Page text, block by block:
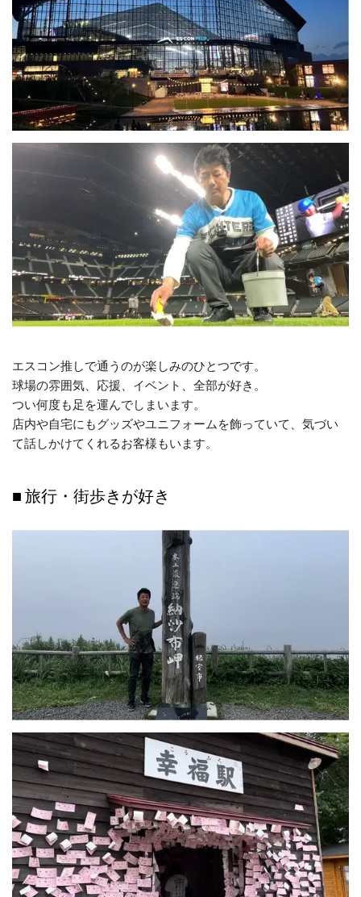
エスコン推しで通うのが楽しみのひとつです。
球場の雰囲気、応援、イベント、全部が好き。
つい何度も足を運んでしまいます。
店内や自宅にもグッズやユニフォームを飾っていて、気づい
て話しかけてくれるお客様もいます。
■ 旅行・街歩きが好き